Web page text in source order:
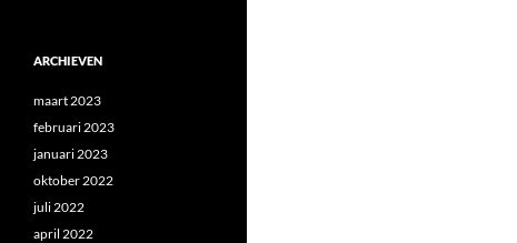
ARCHIEVEN
maart 2023
februari 2023
januari 2023
oktober 2022
juli 2022
april 2022